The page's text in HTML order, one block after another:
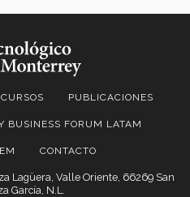
CURSOS PUBLICACIONES
BUSINESS FORUM LATAM
CONTACTO
Lagüera, Valle Oriente, 66269 San
García, N.L.